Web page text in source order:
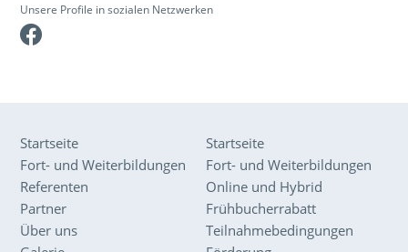
Unsere Profile in sozialen Netzwerken
Startseite
Fort- und Weiterbildungen
Referenten
Partner
Über uns
Startseite
Fort- und Weiterbildungen
Online und Hybrid
Frühbucherrabatt
Teilnahmebedingungen